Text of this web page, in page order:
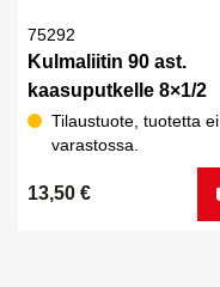
75292
Kulmaliitin 90 ast.
kaasuputkelle 8×1/2
Tilaustuote, tuotetta ei
varastossa.
13,50 €